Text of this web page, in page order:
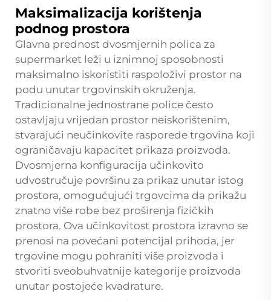
Maksimalizacija korištenja
podnog prostora
Glavna prednost dvosmjernih policа za
supermarket leži u iznimnoj sposobnosti
maksimalno iskoristiti raspoloživi prostor na
podu unutar trgovinskih okruženja.
Tradicionalne jednostrane police često
ostavljaju vrijedan prostor neiskorištenim,
stvarajući neučinkovite rasporede trgovina koji
ograničavaju kapacitet prikaza proizvoda.
Dvosmjerna konfiguracija učinkovito
udvostručuje površinu za prikaz unutar istog
prostora, omogućujući trgovcima da prikažu
znatno više robe bez proširenja fizičkih
prostora. Ova učinkovitost prostora izravno se
prenosi na povećani potencijal prihoda, jer
trgovine mogu pohraniti više proizvoda i
stvoriti sveobuhvatnije kategorije proizvoda
unutar postojeće kvadrature.